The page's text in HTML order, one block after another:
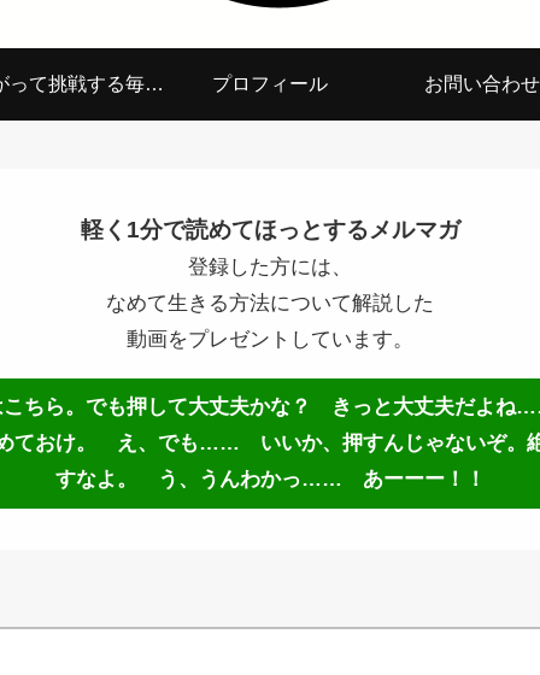
面白がって挑戦する毎日を プロフィール お問い合わせ
軽く1分で読めてほっとするメルマガ
登録した方には、
なめて生きる方法について解説した
動画をプレゼントしています。
こちら。でも押して大丈夫かな？ きっと大丈夫だよ
ておけ。 え、でも…… いいか、押すんじゃないぞ。
すなよ。 う、うんわかっ…… あーーー！！